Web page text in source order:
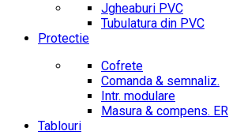
Jgheaburi PVC
Tubulatura din PVC
Protectie
Cofrete
Comanda & semnaliz.
Intr. modulare
Masura & compens. ER
Tablouri